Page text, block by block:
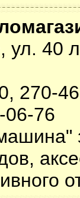
40
270-
06-76